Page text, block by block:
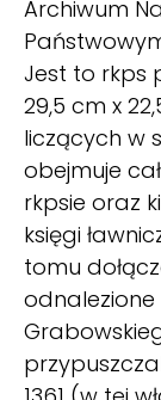
Archiwum
Jest to rkps
29,5 cm x
liczących w
obejmuje
rkpsie oraz
księgi
tomu